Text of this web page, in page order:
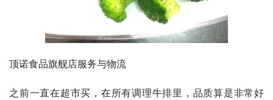
顶诺食品旗舰店服务与物流
之前一直在超市买，在所有调理牛排里，品质算是非常好